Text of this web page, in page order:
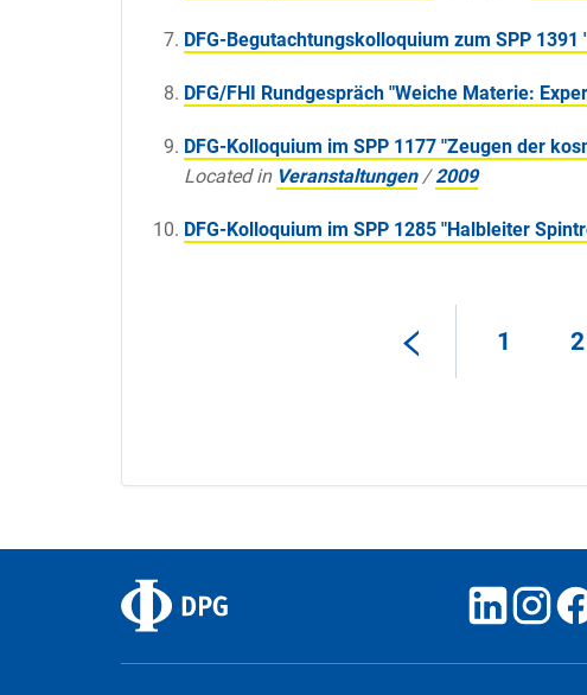
DFG-Begutachtungskolloquium zum SPP
DFG/FHI Rundgespräch "Weiche Materie:
DFG-Kolloquium im SPP 1177 "Zeugen der
Located in Veranstaltungen /2009
DFG-Kolloquium im SPP 1285 "Halbleiter
1 2